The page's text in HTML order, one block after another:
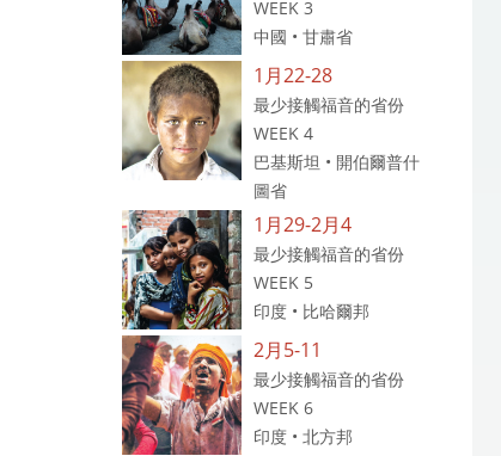
WEEK 3
中國 • 甘肅省
1月22-28
最少接觸福音的省份
WEEK 4
巴基斯坦 • 開伯爾普什
圖省
1月29-2月4
最少接觸福音的省份
WEEK 5
印度 • 比哈爾邦
2月5-11
最少接觸福音的省份
WEEK 6
印度 • 北方邦